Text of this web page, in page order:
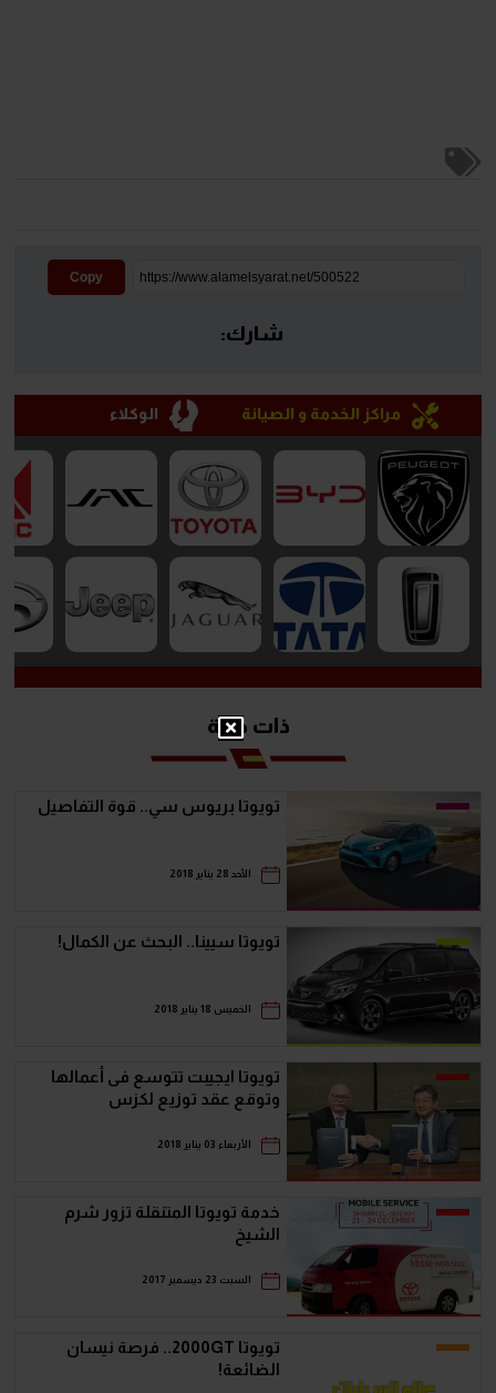
Copy
شارك:
مراكز الخدمة و الصيانة الوكلاء
ذات صلة
تويوتا بريوس سي.. قوة التفاصيل
الأحد 28 يناير 2018
تويوتا سيينا.. البحث عن الكمال!
الخميس 18 يناير 2018
تويوتا ايجيبت تتوسع فى أعمالها
وتوقع عقد توزيع لكزس
الأربعاء 03 يناير 2018
خدمة تويوتا المتنقلة تزور شرم
الشيخ
السبت 23 ديسمبر 2017
تويوتا 2000GT.. فرصة نيسان
الضائعة!